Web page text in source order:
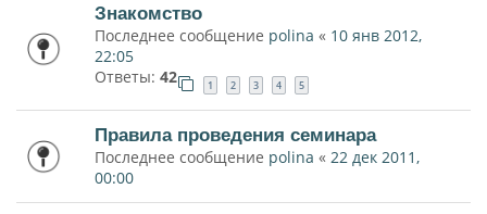
Знакомство
Последнее сообщение polina « 10 янв 2012,
22:05
Ответы: 42 1 2 3 4 5
Правила проведения семинара
Последнее сообщение polina « 22 дек 2011,
00:00